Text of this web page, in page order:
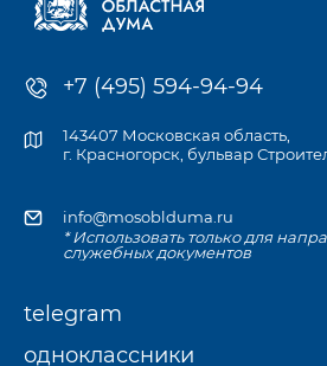
+7 (495) 594-94-94
143407 Московская область,
г. Красногорск, бульвар
info@mosoblduma.ru
* Использовать только для
служебных документов
telegram
одноклассники